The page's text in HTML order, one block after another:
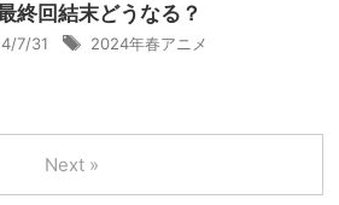
終回結末どうなる？
7/31 2024年春アニメ
Next »